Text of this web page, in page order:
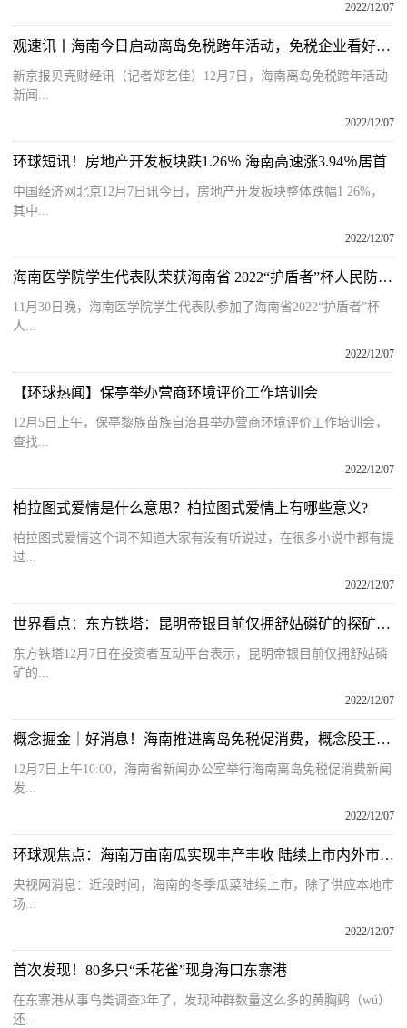
2022/12/07
观速讯丨海南今日启动离岛免税跨年活动，免税企业看好消费增长点到来
新京报贝壳财经讯（记者郑艺佳）12月7日，海南离岛免税跨年活动
新闻...
2022/12/07
环球短讯！房地产开发板块跌1.26％ 海南高速涨3.94％居首
中国经济网北京12月7日讯今日，房地产开发板块整体跌幅1 26%，
其中...
2022/12/07
海南医学院学生代表队荣获海南省 2022“护盾者”杯人民防空知识竞赛三等奖
11月30日晚，海南医学院学生代表队参加了海南省2022“护盾者”杯
人...
2022/12/07
【环球热闻】保亭举办营商环境评价工作培训会
12月5日上午，保亭黎族苗族自治县举办营商环境评价工作培训会，
查找...
2022/12/07
柏拉图式爱情是什么意思？柏拉图式爱情上有哪些意义?
柏拉图式爱情这个词不知道大家有没有听说过，在很多小说中都有提
过...
2022/12/07
世界看点：东方铁塔：昆明帝银目前仅拥舒姑磷矿的探矿权，尚未取得采矿权并开展经营
东方铁塔12月7日在投资者互动平台表示，昆明帝银目前仅拥舒姑磷
矿的...
2022/12/07
概念掘金｜好消息！海南推进离岛免税促消费，概念股王者归来？
12月7日上午10:00，海南省新闻办公室举行海南离岛免税促消费新闻
发...
2022/12/07
环球观焦点：海南万亩南瓜实现丰产丰收 陆续上市内外市场兼顾
央视网消息：近段时间，海南的冬季瓜菜陆续上市，除了供应本地市
场...
2022/12/07
首次发现！80多只“禾花雀”现身海口东寨港
在东寨港从事鸟类调查3年了，发现种群数量这么多的黄胸鹀（wú）
还...